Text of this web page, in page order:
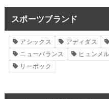
スポーツブランド
アシックス アディダス
ニューバランス
ヒュンメル
リーボック